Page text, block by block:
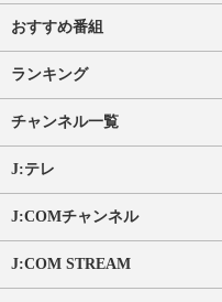
おすすめ番組
ランキング
チャンネル一覧
J:テレ
J:COMチャンネル
J:COM STREAM